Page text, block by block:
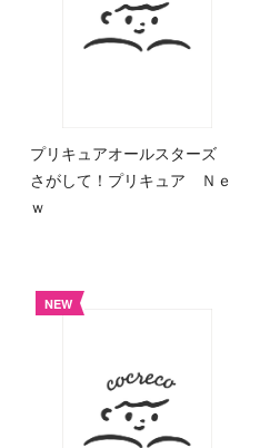
プリキュアオールスターズ
さがして！プリキュア Ｎｅ
ｗ
NEW